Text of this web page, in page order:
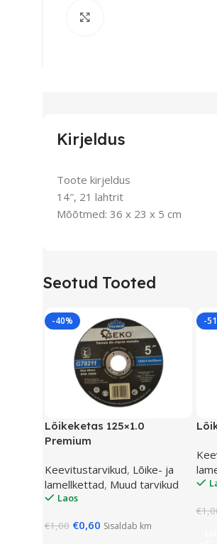
Kirjeldus
Toote kirjeldus
14″, 21 lahtrit
Mõõtmed: 36 x 23 x 5 cm
Seotud Tooted
-40%
Lõikeketas 125×1.0
Premium
Keevitustarvikud, Lõike- ja
lamellkettad, Muud tarvikud
Laos
€1,00 €0,60 Sisaldab km
-
€